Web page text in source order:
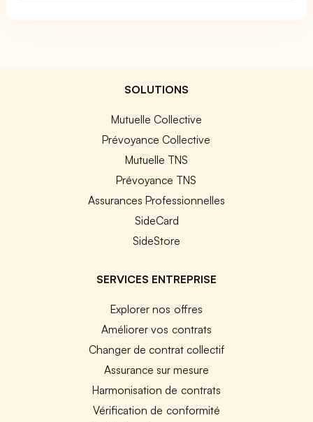
SOLUTIONS
Mutuelle Collective
Prévoyance Collective
Mutuelle TNS
Prévoyance TNS
Assurances Professionnelles
SideCard
SideStore
SERVICES ENTREPRISE
Explorer nos offres
Améliorer vos contrats
Changer de contrat collectif
Assurance sur mesure
Harmonisation de contrats
Vérification de conformité